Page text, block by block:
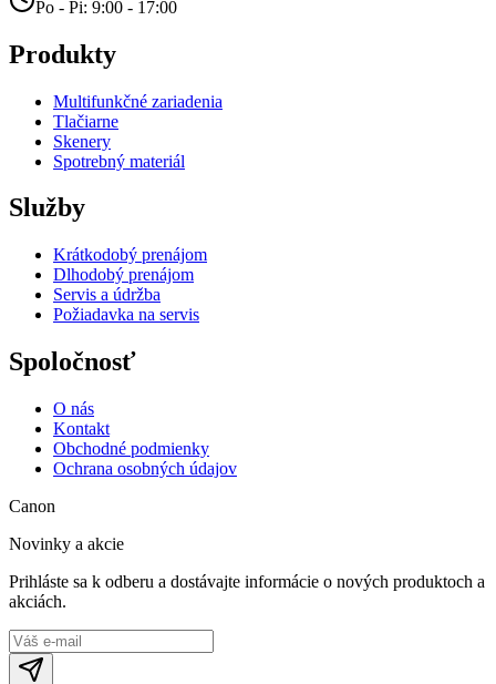
Po - Pi: 9:00 - 17:00
Produkty
Multifunkčné zariadenia
Tlačiarne
Skenery
Spotrebný materiál
Služby
Krátkodobý prenájom
Dlhodobý prenájom
Servis a údržba
Požiadavka na servis
Spoločnosť
O nás
Kontakt
Obchodné podmienky
Ochrana osobných údajov
Canon
Novinky a akcie
Prihláste sa k odberu a dostávajte informácie o nových produktoch a
akciách.